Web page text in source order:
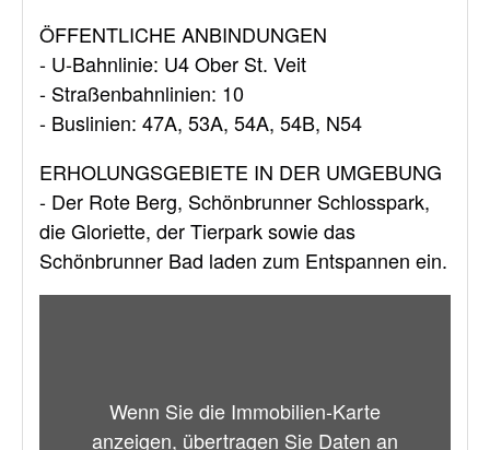
ÖFFENTLICHE ANBINDUNGEN
- U-Bahnlinie: U4 Ober St. Veit
- Straßenbahnlinien: 10
- Buslinien: 47A, 53A, 54A, 54B, N54
ERHOLUNGSGEBIETE IN DER UMGEBUNG
- Der Rote Berg, Schönbrunner Schlosspark,
die Gloriette, der Tierpark sowie das
Schönbrunner Bad laden zum Entspannen ein.
Wenn Sie die Immobilien-Karte
anzeigen, übertragen Sie Daten an